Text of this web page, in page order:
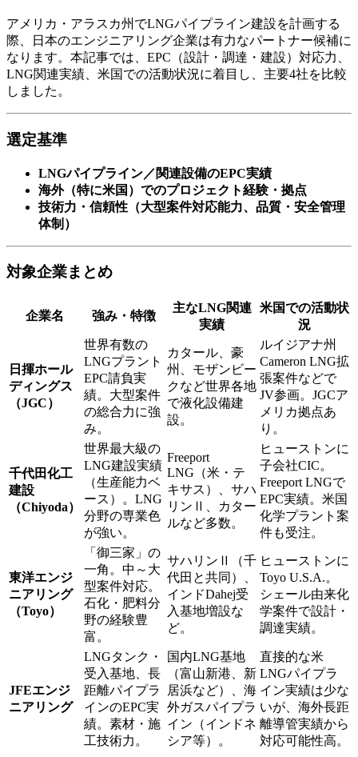
アメリカ・アラスカ州でLNGパイプライン建設を計画する
際、日本のエンジニアリング企業は有力なパートナー候補に
なります。本記事では、EPC（設計・調達・建設）対応力、
LNG関連実績、米国での活動状況に着目し、主要4社を比較
しました。
選定基準
LNGパイプライン／関連設備のEPC実績
海外（特に米国）でのプロジェクト経験・拠点
技術力・信頼性（大型案件対応能力、品質・安全管理
体制）
対象企業まとめ
企業名 強み・特徴
主なLNG関連
実績
米国での活動状
況
日揮ホール
ディングス
（JGC）
世界有数の
LNGプラント
EPC請負実
績。大型案件
の総合力に強
み。
カタール、豪
州、モザンビー
クなど世界各地
で液化設備建
設。
ルイジアナ州
Cameron LNG拡
張案件などで
JV参画。JGCア
メリカ拠点あ
り。
千代田化工
建設
（Chiyoda）
世界最大級の
LNG建設実績
（生産能力ベ
ース）。LNG
分野の専業色
が強い。
Freeport
LNG（米・テ
キサス）、サハ
リンⅡ、カター
ルなど多数。
ヒューストンに
子会社CIC。
Freeport LNGで
EPC実績。米国
化学プラント案
件も受注。
東洋エンジ
ニアリング
（Toyo）
「御三家」の
一角。中～大
型案件対応。
石化・肥料分
野の経験豊
富。
サハリンⅡ（千
代田と共同）、
インドDahej受
入基地増設な
ど。
ヒューストンに
Toyo U.S.A.。
シェール由来化
学案件で設計・
調達実績。
JFEエンジ
ニアリング
LNGタンク・
受入基地、長
距離パイプラ
インのEPC実
績。素材・施
工技術力。
国内LNG基地
（富山新港、新
居浜など）、海
外ガスパイプラ
イン（インドネ
シア等）。
直接的な米
LNGパイプラ
イン実績は少な
いが、海外長距
離導管実績から
対応可能性高。